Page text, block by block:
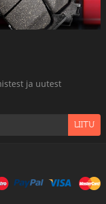
ja uutest
LIITU